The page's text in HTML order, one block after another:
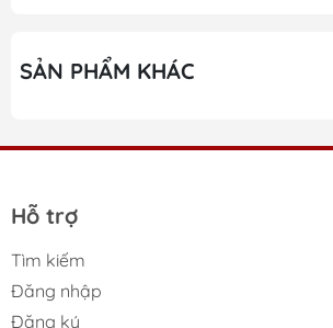
Bộ lọc True HEPA H13 lọc sạch tới
Bộ lọc than hoạt tính khử mùi và
Công nghệ VortexAir™ lưu thông
toàn diện
Làm sạch không khí nhanh trong
đến 92m²
SẢN PHẨM KHÁC
Hỗ trợ
Tìm kiếm
Đăng nhập
Đăng ký